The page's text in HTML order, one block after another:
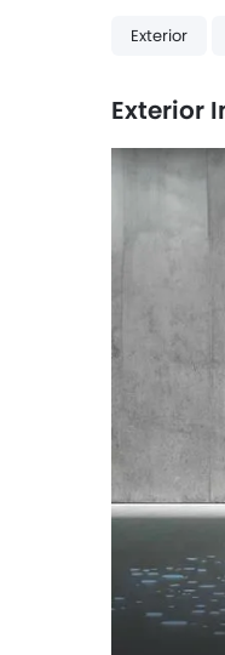
Exterior
Exterior